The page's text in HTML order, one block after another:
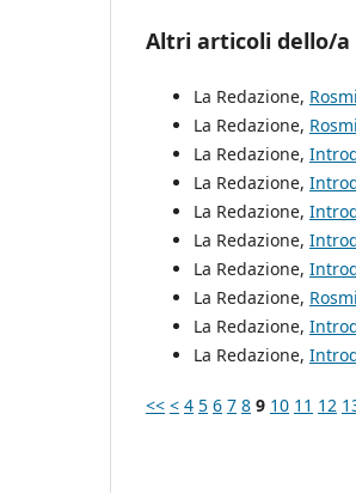
Altri articoli dello/
La Redazione,
La Redazione,
La Redazione,
La Redazione,
La Redazione,
La Redazione,
La Redazione,
La Redazione,
La Redazione,
La Redazione,
<< < 4 5 6 7 8 9 10 11 12